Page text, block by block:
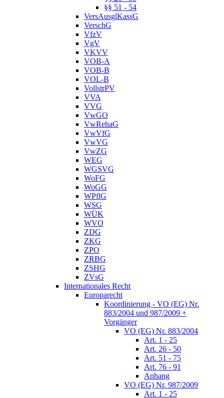
§§ 51 - 54
VersAusglKassG
VerschG
VfzV
VgV
VKVV
VOB-A
VOB-B
VOL-B
VollstrPV
VVA
VVG
VwGO
VwRehaG
VwVfG
VwVG
VwZG
WEG
WGSVG
WoFG
WoGG
WPflG
WSG
WÜK
WVO
ZDG
ZKG
ZPO
ZRBG
ZSHG
ZVsG
Internationales Recht
Europarecht
Koordinierung - VO (EG) Nr.
883/2004 und 987/2009 +
Vorgänger
VO (EG) Nr. 883/2004
Art. 1 - 25
Art. 26 - 50
Art. 51 - 75
Art. 76 - 91
Anhang
VO (EG) Nr. 987/2009
Art. 1 - 25